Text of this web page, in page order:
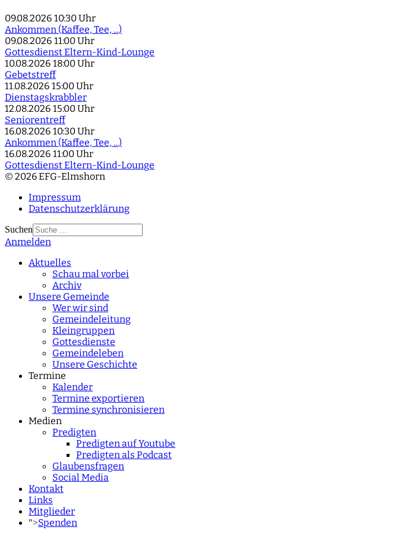
09.08.2026 10:30 Uhr
Ankommen (Kaffee, Tee, ...)
09.08.2026 11:00 Uhr
Gottesdienst Eltern-Kind-Lounge
10.08.2026 18:00 Uhr
Gebetstreff
11.08.2026 15:00 Uhr
Dienstagskrabbler
12.08.2026 15:00 Uhr
Seniorentreff
16.08.2026 10:30 Uhr
Ankommen (Kaffee, Tee, ...)
16.08.2026 11:00 Uhr
Gottesdienst Eltern-Kind-Lounge
© 2026 EFG-Elmshorn
Impressum
Datenschutzerklärung
Suchen
Type 2 or more
Anmelden
Aktuelles
Schau mal vorbei
Archiv
Unsere Gemeinde
Wer wir sind
Gemeindeleitung
Kleingruppen
Gottesdienste
Gemeindeleben
Unsere Geschichte
Termine
Kalender
Termine exportieren
Termine synchronisieren
Medien
Predigten
Predigten auf Youtube
Predigten als Podcast
Glaubensfragen
Social Media
Kontakt
Links
Mitglieder
">Spenden